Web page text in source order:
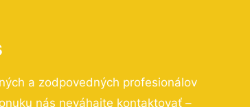
a zodpovedných profesionálov
nás neváhajte kontaktovať –